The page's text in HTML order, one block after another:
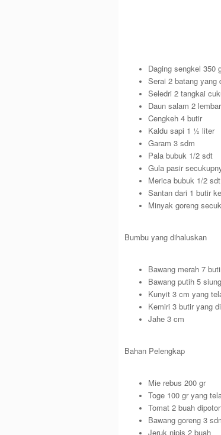
Daging sengkel 350
Serai 2 batang yang
Seledri 2 tangkai
Daun salam 2 lembar
Cengkeh 4 butir
Kaldu sapi 1 ½ liter
Garam 3 sdm
Pala bubuk 1/2 sdt
Gula pasir
Merica bubuk 1/2 sdt
Santan dari 1 butir
Minyak goreng
Bumbu yang dihaluskan
Bawang merah 7
Bawang putih 5 siung
Kunyit 3 cm yang
Kemiri 3 butir yang
Jahe 3 cm
Bahan Pelengkap
Mie rebus 200 gr
Toge 100 gr yang
Tomat 2 buah
Bawang goreng 3
Jeruk nipis 2 buah